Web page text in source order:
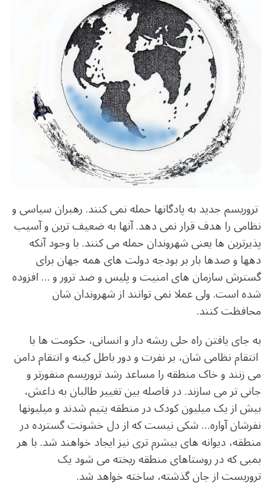
o
k
m p
p
تروریسم جدید به پادگانها حمله نمی کنند. رهبران سیاسی و
نظامی را هدف قرار نمی دهد. آنها به ضعیف ترین و آسیب
پذیرترین ها یعنی شهروندان حمله می کنند. با وجود آنکه
دهها و صدها بار بر بودجه دولت های همه جهان برای
گسترش سازمان های امنیت و پلیس و ضد ترور و … افزوده
شده است. ولی عملا نمی توانند از شهروندان شان
محافظت کنند.
به جای یافتن راه حلی ریشه دار و انسانی، حکومت ها با
انتقام نظامی شان، بر نفرت و دور باطل کینه و انتقام دامن
می زنند و خاک منطقه را مساعد رشد تروریسم منفورتر و
جانی تر می سازند. در فاصله بین تغییر طالبان به داعش،
بیش از یک میلیون کودک در منطقه یتیم شدند و میلیونها
نفرشان آواره… شکی نیست که از دل خشونت گسترده در
منطقه، دیوانه های بیشرم تری نیز ایجاد خواهند شد. با هر
بمبی که در روستاهای منطقه ریخته می شود یک
تروریست از جان گذشته، ساخته خواهد شد.